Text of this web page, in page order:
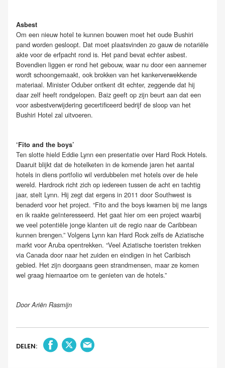
Asbest
Om een nieuw hotel te kunnen bouwen moet het oude Bushiri
pand worden gesloopt. Dat moet plaatsvinden zo gauw de notariële
akte voor de erfpacht rond is. Het pand bevat echter asbest.
Bovendien liggen er rond het gebouw, waar nu door een aannemer
wordt schoongemaakt, ook brokken van het kankerverwekkende
materiaal. Minister Oduber ontkent dit echter, zeggende dat hij
daar zelf heeft rondgelopen. Baiz geeft op zijn beurt aan dat een
voor asbestverwijdering gecertificeerd bedrijf de sloop van het
Bushiri Hotel zal uitvoeren.
‘Fito and the boys’
Ten slotte hield Eddie Lynn een presentatie over Hard Rock Hotels.
Daaruit blijkt dat de hotelketen in de komende jaren het aantal
hotels in diens portfolio wil verdubbelen met hotels over de hele
wereld. Hardrock richt zich op iedereen tussen de acht en tachtig
jaar, stelt Lynn. Hij zegt dat ergens in 2011 door Southwest is
benaderd voor het project. “Fito and the boys kwamen bij me langs
en ik raakte geïnteresseerd. Het gaat hier om een project waarbij
we veel potentiële jonge klanten uit de regio naar de Caribbean
kunnen brengen.” Volgens Lynn kan Hard Rock zelfs de Aziatische
markt voor Aruba opentrekken. “Veel Aziatische toeristen trekken
via Canada door naar het zuiden en eindigen in het Caribisch
gebied. Het zijn doorgaans geen strandmensen, maar ze komen
wel graag hiernaartoe om te genieten van de hotels.”
Door Ariën Rasmijn
DELEN: